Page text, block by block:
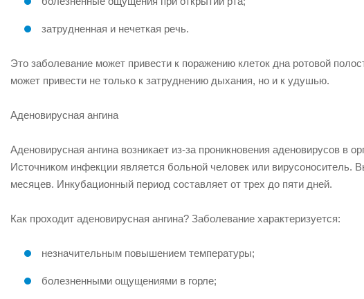
затрудненная и нечеткая речь.
Это заболевание может привести к поражению клеток дна ротовой
может привести не только к затруднению дыхания, но и к удушью.
Аденовирусная ангина
Аденовирусная ангина возникает из-за проникновения аденовирусов в
Источником инфекции является больной человек или вирусоноситель.
месяцев. Инкубационный период составляет от трех до пяти дней.
Как проходит аденовирусная ангина? Заболевание характеризуется:
незначительным повышением температуры;
болезненными ощущениями в горле;